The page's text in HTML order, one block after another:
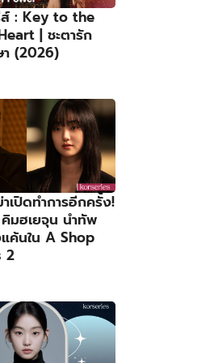
ส์ : Key to the
| ชะตารัก
(2026)
เปิดทำการอีกครั้ง!
มฮเยจุน นำทัพ
ค้นใน A Shop
2